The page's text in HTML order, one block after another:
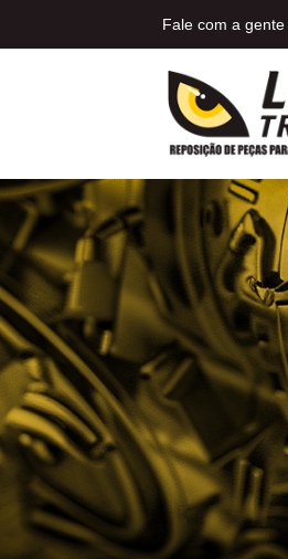
Fale com a